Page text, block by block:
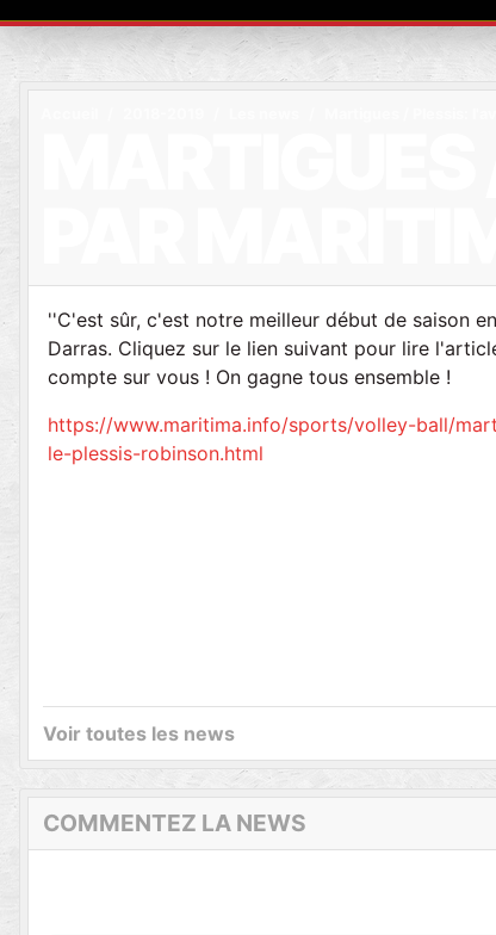
''C'est sûr, c'est notre meilleur début de saison
Darras. Cliquez sur le lien suivant pour lire
compte sur vous ! On gagne tous ensemble !
https://www.maritima.info/sports/volley-ball/
le-plessis-robinson.html
Voir toutes les news
COMMENTEZ LA NEWS